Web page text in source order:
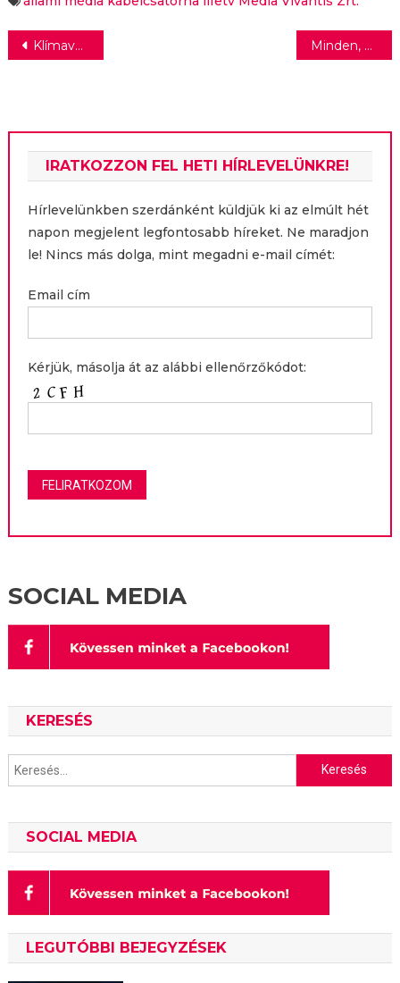
Bejegyzés
Klímavédelem: a magyarok fontosnak tartják, de keveset tudnak róla Minden, amit nem tudtál a fagyiról
IRATKOZZON FEL HETI HÍRLEVELÜNKRE!
Hírlevelünkben szerdánként küldjük ki az elmúlt hét
napon megjelent legfontosabb híreket. Ne maradjon
le! Nincs más dolga, mint megadni e-mail címét:
Email cím
Kérjük, másolja át az alábbi ellenőrzőkódot:
SOCIAL MEDIA
KERESÉS
Keresés:
SOCIAL MEDIA
LEGUTÓBBI BEJEGYZÉSEK